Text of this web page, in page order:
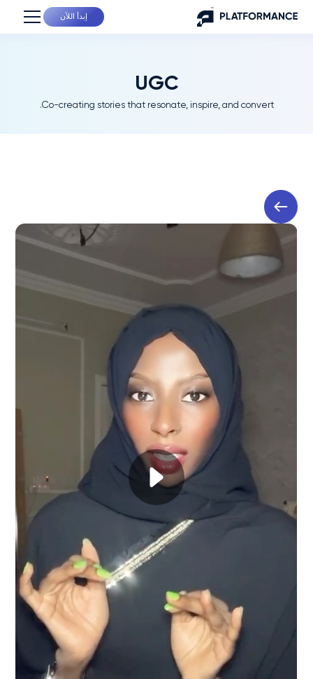
إبدأ اللآن
UGC
Co-creating stories that resonate, inspire, and convert.